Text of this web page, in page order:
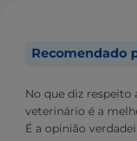
Recomendado
No que diz respeito
veterinário é a
É a opinião